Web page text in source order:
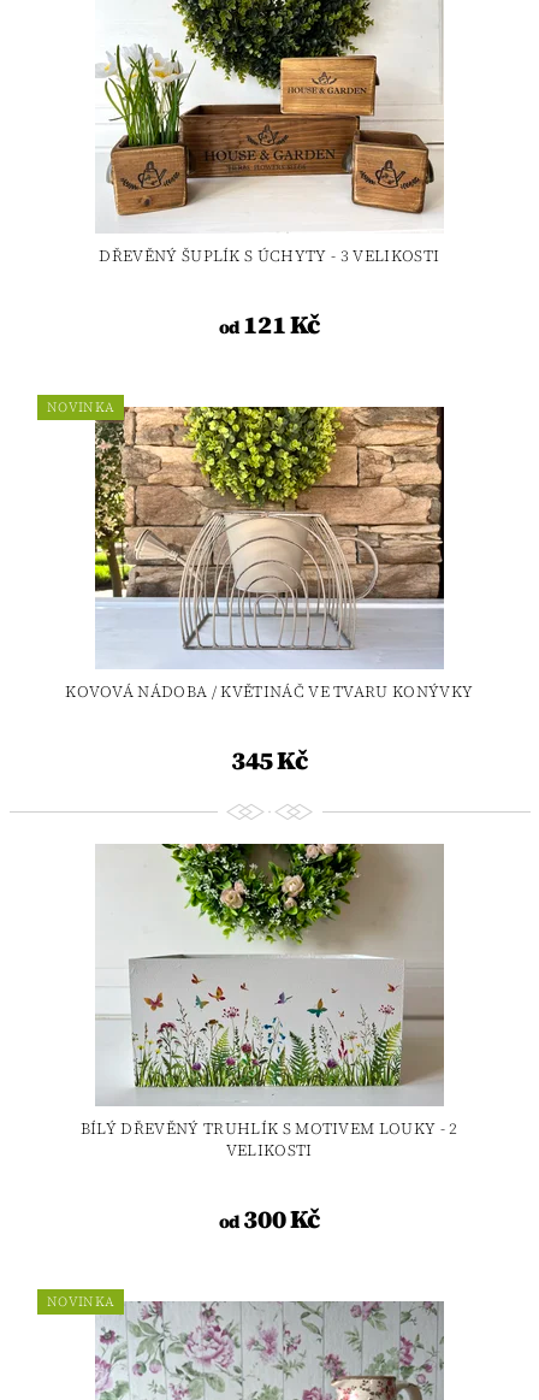
DŘEVĚNÝ ŠUPLÍK S ÚCHYTY - 3 VELIKOSTI
od121 Kč
NOVINKA
KOVOVÁ NÁDOBA / KVĚTINÁČ VE TVARU KONÝVKY
345 Kč
BÍLÝ DŘEVĚNÝ TRUHLÍK S MOTIVEM LOUKY - 2
VELIKOSTI
od300 Kč
NOVINKA